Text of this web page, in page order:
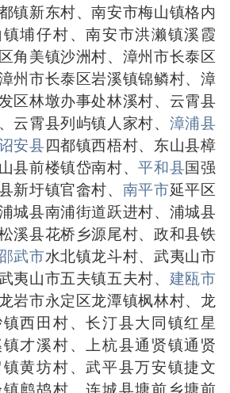
镇新东村、南安市梅山镇格内
埔仔村、南安市洪濑镇溪霞
角美镇沙洲村、漳州市长泰区
州市长泰区岩溪镇锦鳞村、漳
区林墩办事处林溪村、云霄县
云霄县列屿镇人家村、 漳浦县
安县四都镇西梧村、东山县樟
县前楼镇岱南村、平和县国强
新圩镇官畲村、 南平市延平区
城县南浦街道跃进村、浦城县
溪县花桥乡源尾村、政和县铁
武市水北镇龙斗村、武夷山市
夷山市五夫镇五夫村、 建瓯市
岩市永定区龙潭镇枫林村、龙
西田村、长汀县大同镇红星
才溪村、上杭县通贤镇通贤
黄坊村、武平县万安镇捷文
鹧鸪村、连城县塘前乡塘前